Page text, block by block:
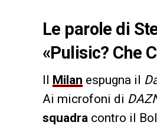
Le parole di
«Pulisic? Che
Il Milan espugna il
Ai microfoni di
squadra contro il